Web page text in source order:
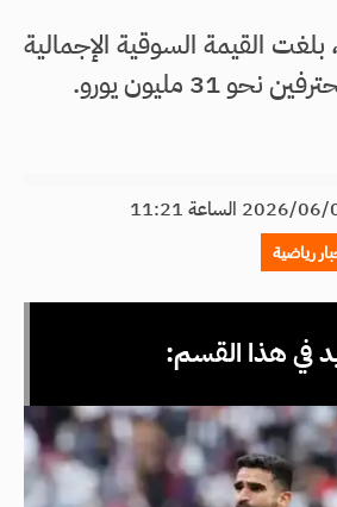
القيمة السوقية الإجمالية
31 مليون يورو.
رياضية
في هذا القسم: